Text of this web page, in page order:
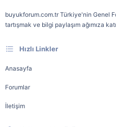
buyukforum.com.tr Türkiye'nin Genel
tartışmak ve bilgi paylaşım ağımıza
Hızlı Linkler
Anasayfa
Forumlar
İletişim